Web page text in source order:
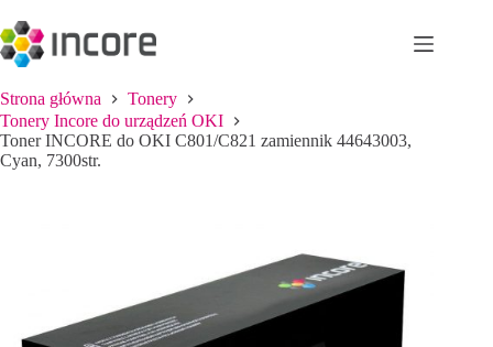
do
treści
Strona główna
Tonery
Tonery Incore do urządzeń OKI
Toner INCORE do OKI C801/C821 zamiennik 44643003,
Cyan, 7300str.